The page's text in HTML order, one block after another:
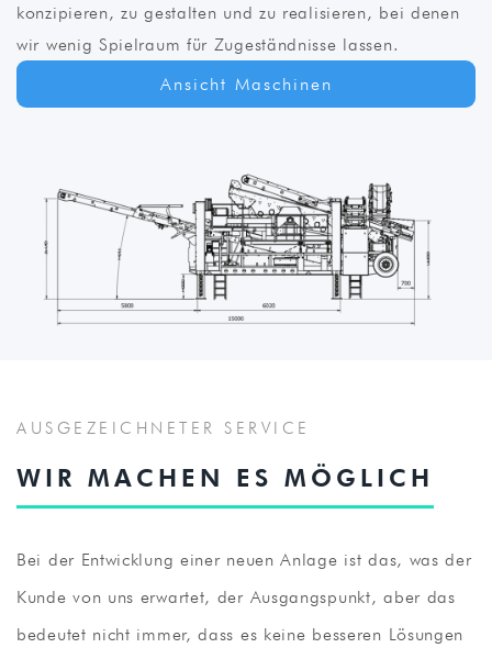
konzipieren, zu gestalten und zu realisieren, bei denen
wir wenig Spielraum für Zugeständnisse lassen.
Ansicht Maschinen
AUSGEZEICHNETER SERVICE
WIR MACHEN ES MÖGLICH
Bei der Entwicklung einer neuen Anlage ist das, was der
Kunde von uns erwartet, der Ausgangspunkt, aber das
bedeutet nicht immer, dass es keine besseren Lösungen